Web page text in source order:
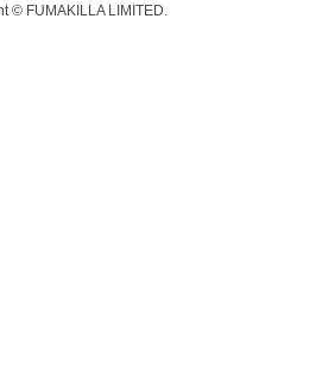
© FUMAKILLA LIMITED.